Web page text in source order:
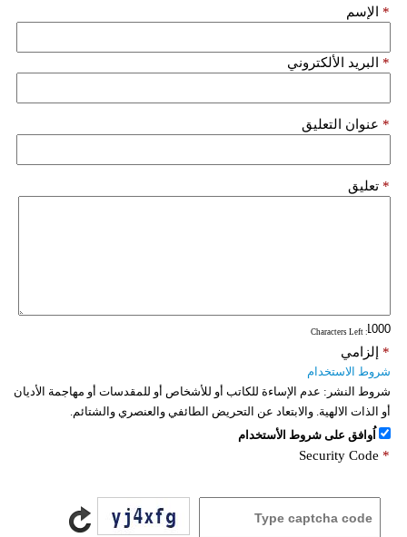
الإسم *
البريد الألكتروني *
عنوان التعليق *
تعليق *
: Characters Left
إلزامي *
شروط الاستخدام
شروط النشر: عدم الإساءة للكاتب أو للأشخاص أو للمقدسات أو مهاجمة الأديان
أو الذات الالهية. والابتعاد عن التحريض الطائفي والعنصري والشتائم.
اُوافق على شروط الأستخدام
Security Code *